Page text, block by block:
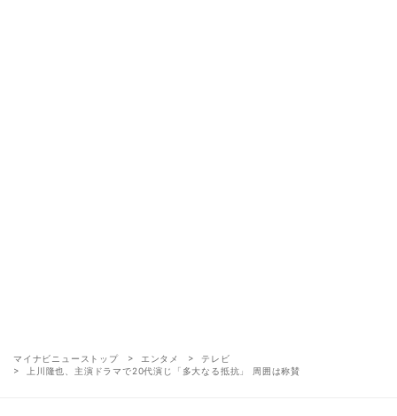
マイナビニューストップ エンタメ
テレビ
上川隆也、主演ドラマで20代演じ「多大なる抵抗」 周囲は称賛